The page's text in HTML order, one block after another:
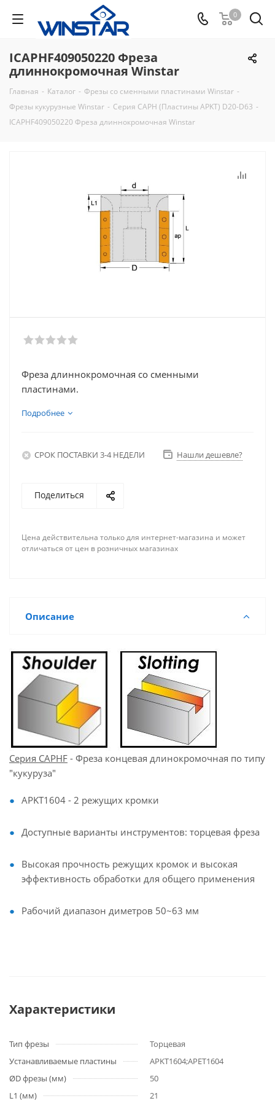
0
ICAPHF409050220 Фреза
длиннокромочная Winstar
Главная - Каталог - Фрезы со сменными пластинами Winstar -
Фрезы кукурузные Winstar - Серия CAPH (Пластины APKT) D20-D63 -
ICAPHF409050220 Фреза длиннокромочная Winstar
Фреза длиннокромочная со сменными
пластинами.
Подробнее
СРОК ПОСТАВКИ 3-4 НЕДЕЛИ Нашли дешевле?
Поделиться
Цена действительна только для интернет-магазина и может
отличаться от цен в розничных магазинах
Описание
Серия CAPHF - Фреза концевая длинокромочная по типу
"кукуруза"
APKT1604 - 2 режущих кромки
Доступные варианты инструментов: торцевая фреза
Высокая прочность режущих кромок и высокая
эффективность обработки для общего применения
Рабочий диапазон диметров 50~63 мм
Характеристики
Тип фрезы
Торцевая
Устанавливаемые пластины
APKT1604;APET1604
ØD фрезы (мм)
50
L1 (мм)
21